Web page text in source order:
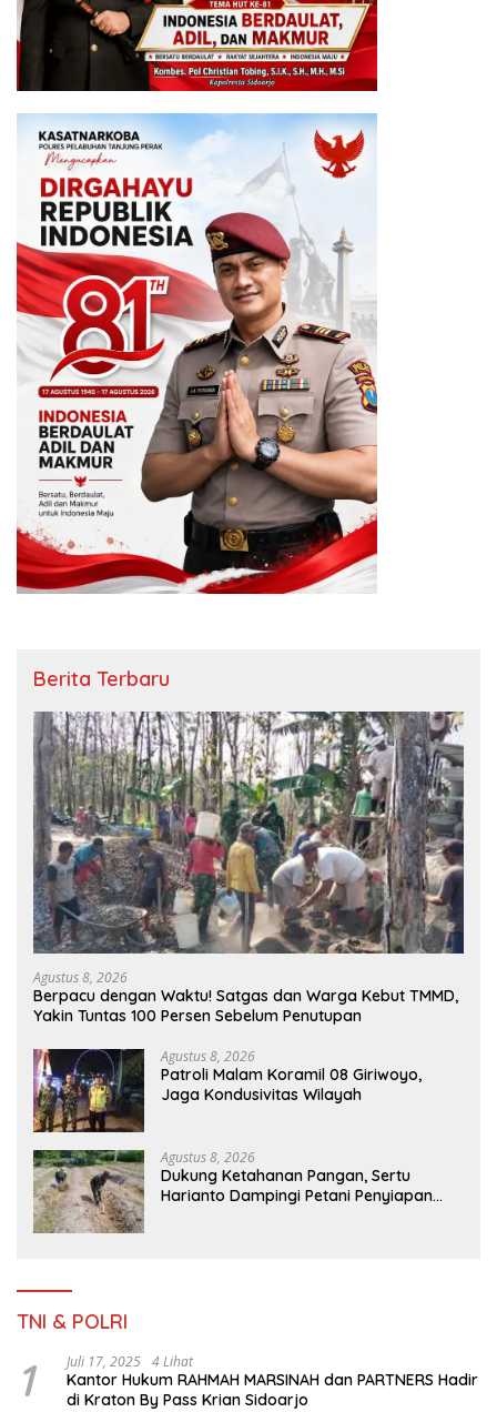
Berita Terbaru
Agustus 8, 2026
Berpacu dengan Waktu! Satgas dan Warga Kebut TMMD,
Yakin Tuntas 100 Persen Sebelum Penutupan
Agustus 8, 2026
Patroli Malam Koramil 08 Giriwoyo,
Jaga Kondusivitas Wilayah
Agustus 8, 2026
Dukung Ketahanan Pangan, Sertu
Harianto Dampingi Petani Penyiapan
TNI & POLRI
1 Juli 17, 2025 4 Lihat
Kantor Hukum RAHMAH MARSINAH dan PARTNERS Hadir
di Kraton By Pass Krian Sidoarjo